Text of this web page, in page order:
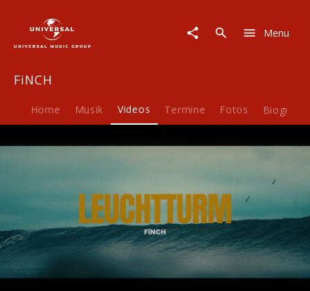
Menu
FiNCH
Home Musik Videos Termine Fotos Biografie
Play